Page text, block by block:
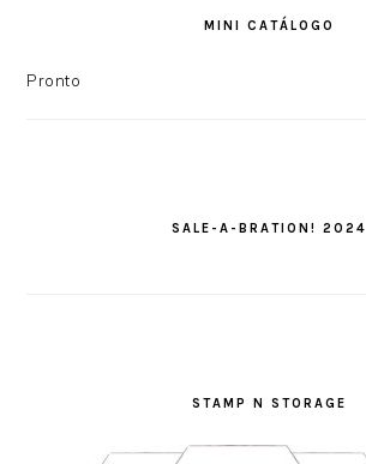
MINI CATÁLOGO
Pronto
SALE-A-BRATION! 2024
STAMP N STORAGE